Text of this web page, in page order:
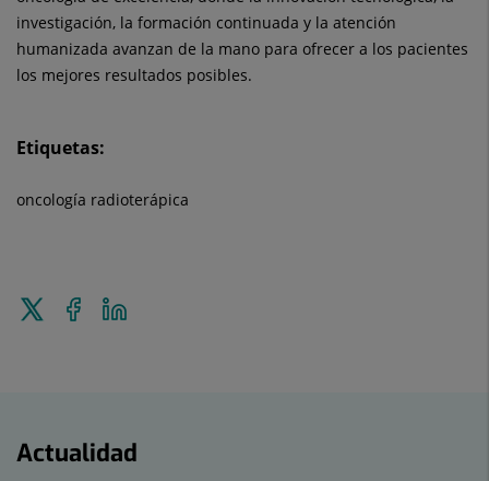
investigación, la formación continuada y la atención
humanizada avanzan de la mano para ofrecer a los pacientes
los mejores resultados posibles.
Etiquetas:
oncología radioterápica
Enviar
Compartir
Actualidad